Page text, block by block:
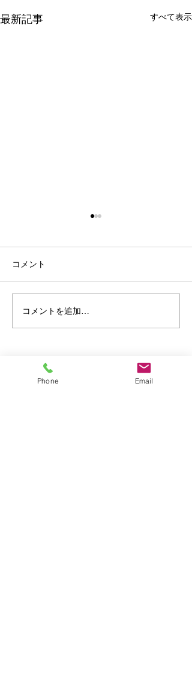
最新記事 すべて表示
8月の営業日と夏休みのお
知らせ
コメント
コメントを追加…
Phone Email